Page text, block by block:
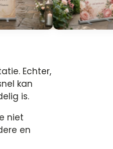
Echter,
kan
is.
niet
en